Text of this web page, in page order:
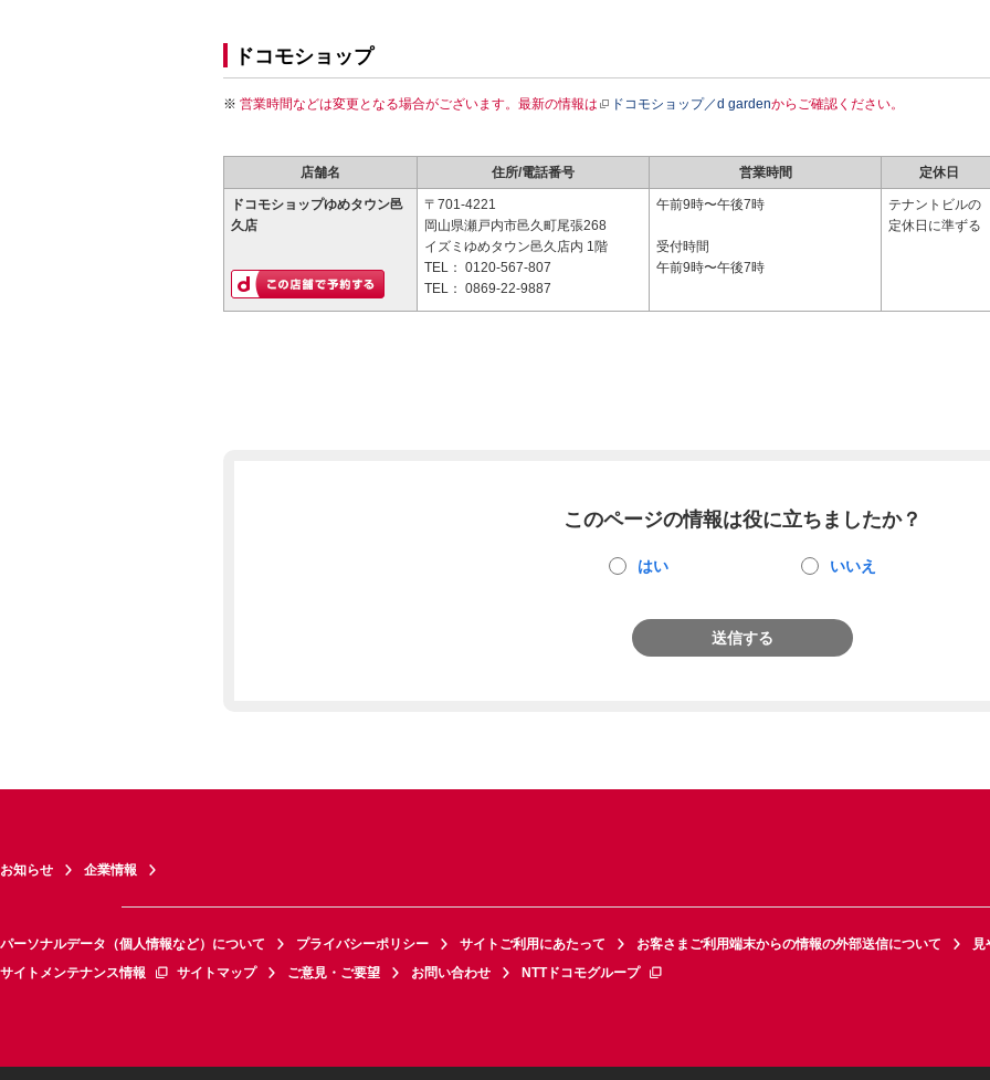
ドコモショップ
営業時間などは変更となる場合がございます。最新の情報は ドコモショップ／d gardenからご確認ください。
店舗名 住所/電話番号 営業時間 定休日
ドコモショップゆめタウン邑
久店
〒701-4221
岡山県瀬戸内市邑久町尾張268
イズミゆめタウン邑久店内 1階
TEL： 0120-567-807
TEL： 0869-22-9887
午前9時〜午後7時
受付時間
午前9時〜午後7時
テナントビルの
定休日に準ずる
このページの情報は役に立ちましたか？
はい いいえ
送信する
お知らせ 企業情報
パーソナルデータ（個人情報など）について プライバシーポリシー サイトご利用にあたって お客さまご利用端末からの情報の外部送信について
見
サイトメンテナンス情報
サイトマップ ご意見・ご要望 お問い合わせ NTTドコモグループ